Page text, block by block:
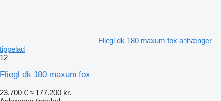
Fliegl dk 180 maxum fox anhænger
tippelad
12
Fliegl dk 180 maxum fox
23.700 € ≈ 177.200 kr.